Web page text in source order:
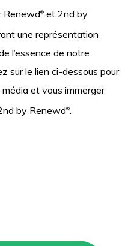
Renewd®et 2nd by
une représentation
l’essence de notre
sur le lien ci-dessous pour
et vous immerger
by Renewd®.